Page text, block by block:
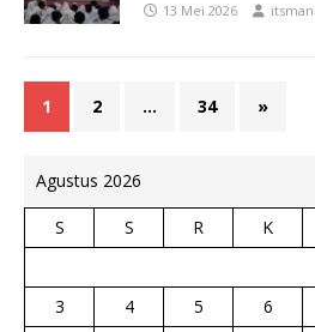
13 Mei 2026
1 2 … 34 »
Agustus 2026
S S R K
3
4 5 6